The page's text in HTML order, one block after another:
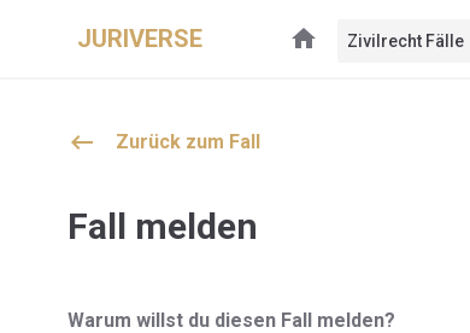
JURIVERSE home Zivilrecht Fälle
keyboard_backspace Zurück zum Fall
Fall melden
Warum willst du diesen Fall melden?